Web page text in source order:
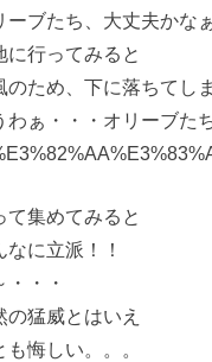
ーブたち、大丈夫かな
に行ってみると
のため、下に落ちてし
わぁ・・・オリーブた
て集めてみると
なに立派！！
・・・
の猛威とはいえ
も悔しい。。。